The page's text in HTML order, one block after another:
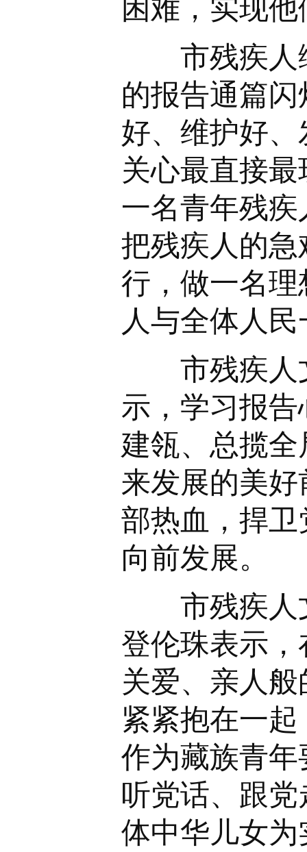
困难，实现
市残疾人综
的报告通篇
好、维护好
关心最直接
一名青年残
把残疾人的
行，做一名
人与全体人
市残疾人文
示，学习报
建瓴、总揽
来发展的美
部热血，捍
向前发展。
市残疾人文
登伦珠表示
关爱、亲人
紧紧抱在一
作为藏族青年
听党话、跟
体中华儿女